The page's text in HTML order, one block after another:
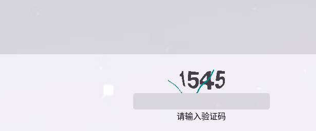
请输入验证码